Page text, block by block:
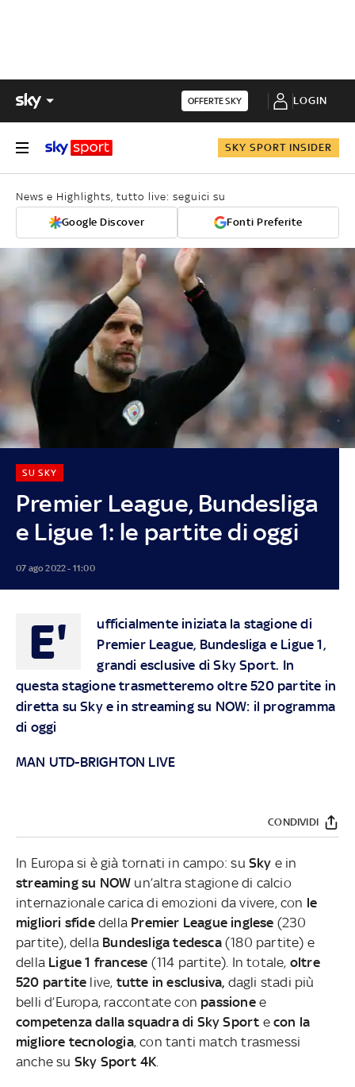
OFFERTE SKY LOGIN
SKY SPORT INSIDER
News e Highlights, tutto live: seguici su
Google Discover Fonti Preferite
Premier League, Bundesliga
e Ligue 1: le partite di oggi
SU SKY
07 ago 2022 - 11:00
E'
ufficialmente iniziata la stagione di
Premier League, Bundesliga e Ligue 1,
grandi esclusive di Sky Sport. In
questa stagione trasmetteremo oltre 520 partite in
diretta su Sky e in streaming su NOW: il programma
di oggi
MAN UTD-BRIGHTON LIVE
CONDIVIDI
In Europa si è già tornati in campo: su Sky e in
streaming su NOW un’altra stagione di calcio
internazionale carica di emozioni da vivere, con le
migliori sfide della Premier League inglese (230
partite), della Bundesliga tedesca(180 partite) e
della Ligue 1 francese (114 partite). In totale, oltre
520 partite live, tutte in esclusiva, dagli stadi più
belli d’Europa, raccontate con passionee
competenza dalla squadra di Sky Sport econ la
migliore tecnologia, con tanti match trasmessi
anche su Sky Sport 4K